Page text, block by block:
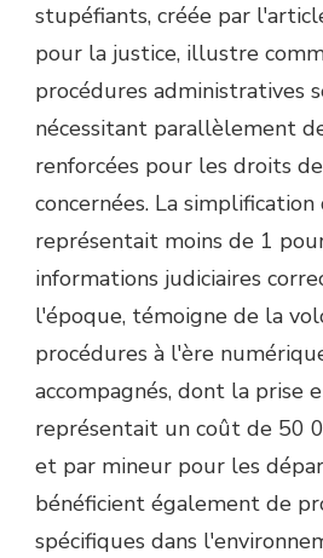
stupéfiants, créée par
pour la justice, illustre
procédures administratives
nécessitant parallèlement
renforcées pour les droits
concernées. La simplification
représentait moins de 1
informations judiciaires
l'époque, témoigne de la
procédures à l'ère
accompagnés, dont la prise
représentait un coût de 50
et par mineur pour les
bénéficient également de
spécifiques dans